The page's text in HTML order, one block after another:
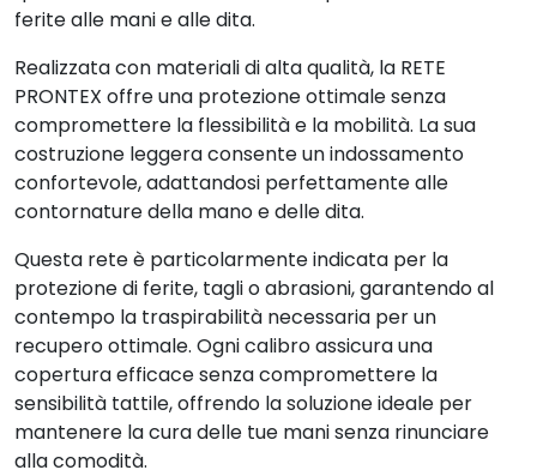
ferite alle mani e alle dita.
Realizzata con materiali di alta qualità, la RETE
PRONTEX offre una protezione ottimale senza
compromettere la flessibilità e la mobilità. La sua
costruzione leggera consente un indossamento
confortevole, adattandosi perfettamente alle
contornature della mano e delle dita.
Questa rete è particolarmente indicata per la
protezione di ferite, tagli o abrasioni, garantendo al
contempo la traspirabilità necessaria per un
recupero ottimale. Ogni calibro assicura una
copertura efficace senza compromettere la
sensibilità tattile, offrendo la soluzione ideale per
mantenere la cura delle tue mani senza rinunciare
alla comodità.